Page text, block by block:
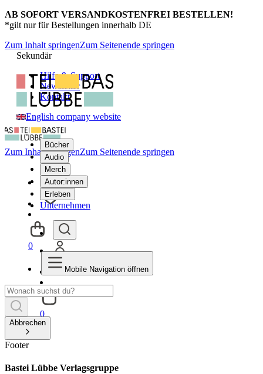
AB SOFORT VERSANDKOSTENFREI BESTELLEN!
*gilt nur für Bestellungen innerhalb DE
Zum Inhalt springenZum Seitenende springen
Sekundär
Hilfe & Support
Newsletter
Kontakt
English company website
Bücher
Audio
Merch
Autor:innen
Erleben
Unternehmen
0
Zum Inhalt springenZum Seitenende springen
0
Mobile Navigation öffnen
Abbrechen
Footer
Bastei Lübbe Verlagsgruppe